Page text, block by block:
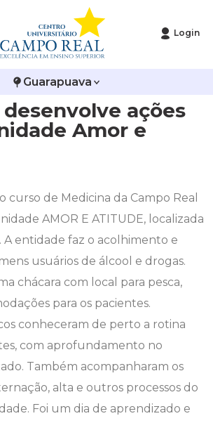
Login
Guarapuava
ações
Amor e
curso de Medicina da Campo Real
AMOR E ATITUDE, localizada
A entidade faz o acolhimento e
usuários de álcool e drogas.
chácara com local para pesca,
para os pacientes.
conheceram de perto a rotina
com aprofundamento no
Também acompanharam os
alta e outros processos do
Foi um dia de aprendizado e
e Sociais
- TCC
Real
no Uso de Animais
em Pesquisa
Humanos